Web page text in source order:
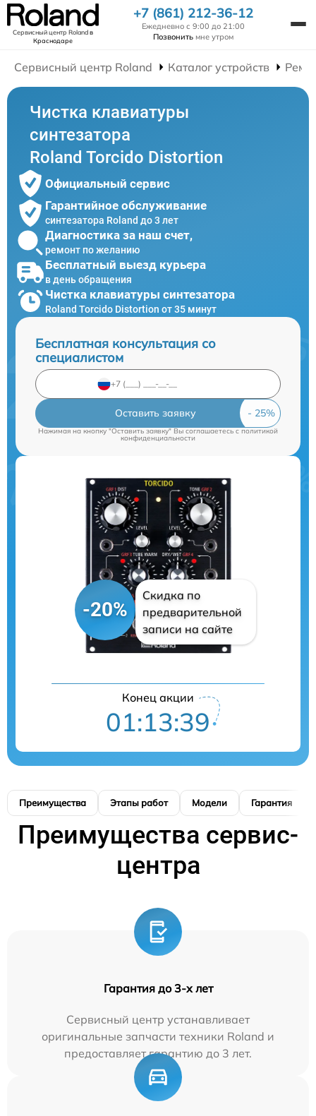
Сервисный центр Rolandв
Краснодаре
+7 (861) 212-36-12
Ежедневно с 9:00 до 21:00
Позвонить мне утром
Сервисный центр Roland Каталог устройств
Чистка клавиатуры
синтезатора
Roland Torcido Distortion
Официальный сервис
Гарантийное обслуживание
синтезатора Roland до 3 лет
Диагностика за наш счет,
ремонт по желанию
Бесплатный выезд курьера
в день обращения
Чистка клавиатуры синтезатора
Roland Torcido Distortion от 35 минут
Бесплатная консультация со
специалистом
Оставить заявку
Нажимая на кнопку "Оставить заявку" Вы соглашаетесь cполитикой
конфиденциальности
-20%
Скидка по
предварительной
записи на сайте
Конец акции
01:13:38
Преимущества Этапы работ Модели Гарантия
Преимущества сервис-
центра
Гарантия до 3-х лет
Сервисный центр устанавливает
оригинальные запчасти техники Roland и
предоставляет гарантию до 3 лет.